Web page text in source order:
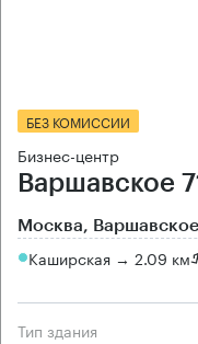
БЕЗ КОМИССИИ
Бизнес-центр
Варшавское
Москва,
Каширская → 2.09 км
Тип здания